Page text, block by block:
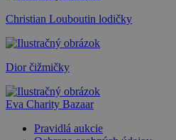
Christian Louboutin lodičky
Dior čižmičky
Eva Charity Bazaar
Pravidlá aukcie